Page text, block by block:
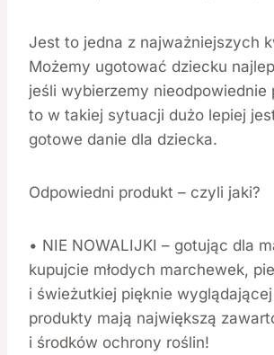
Jest to jedna z najważniejszych
Możemy ugotować dziecku
jeśli wybierzemy nieodpowiednie
to w takiej sytuacji dużo lepiej
gotowe danie dla dziecka.
Odpowiedni produkt – czyli jaki?
• NIE NOWALIJKI – gotując dla
kupujcie młodych marchewek,
i świeżutkiej pięknie
produkty mają największą
i środków ochrony roślin!